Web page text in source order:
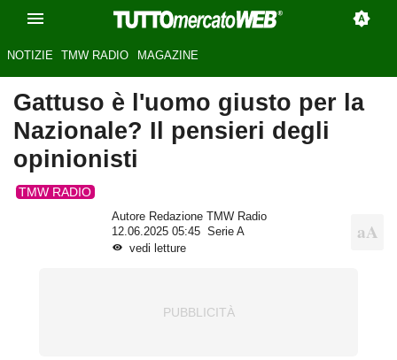
NOTIZIE TMW RADIO MAGAZINE
Gattuso è l'uomo giusto per la
Nazionale? Il pensieri degli
opinionisti
TMW RADIO
Autore Redazione TMW Radio
12.06.2025 05:45
Serie A
vedi letture